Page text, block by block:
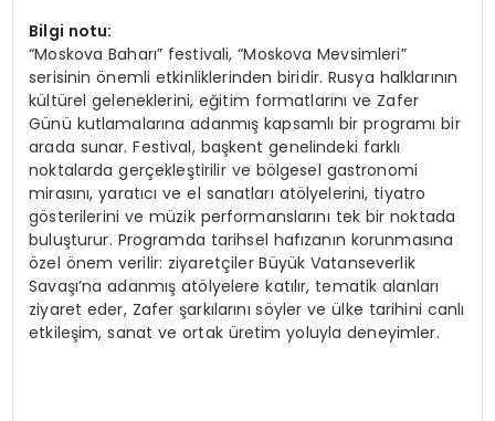
Bilgi notu:
“Moskova Baharı” festivali, “Moskova Mevsimleri”
serisinin önemli etkinliklerinden biridir. Rusya halklarının
kültürel geleneklerini, eğitim formatlarını ve Zafer
Günü kutlamalarına adanmış kapsamlı bir programı bir
arada sunar. Festival, başkent genelindeki farklı
noktalarda gerçekleştirilir ve bölgesel gastronomi
mirasını, yaratıcı ve el sanatları atölyelerini, tiyatro
gösterilerini ve müzik performanslarını tek bir noktada
buluşturur. Programda tarihsel hafızanın korunmasına
özel önem verilir: ziyaretçiler Büyük Vatanseverlik
Savaşı’na adanmış atölyelere katılır, tematik alanları
ziyaret eder, Zafer şarkılarını söyler ve ülke tarihini canlı
etkileşim, sanat ve ortak üretim yoluyla deneyimler.